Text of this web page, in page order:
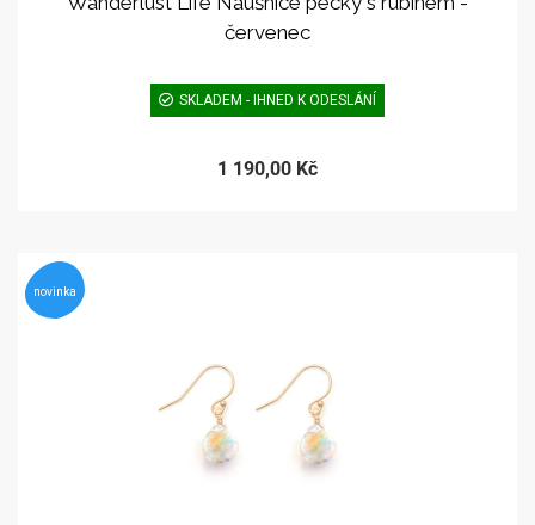
červenec
SKLADEM - IHNED K ODESLÁNÍ
1 190,00 Kč
novinka